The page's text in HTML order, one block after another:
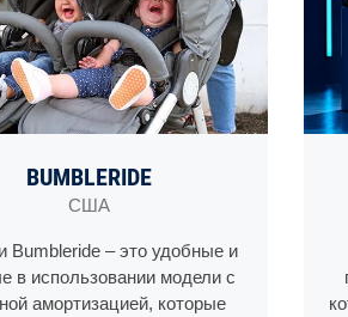
BUMBLERIDE
США
Bumbleride – это удобные и
в использовании модели с
амортизацией, которые